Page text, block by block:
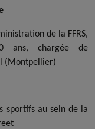
de la FFRS,
ans, chargée de
(Montpellier)
sportifs au sein de la